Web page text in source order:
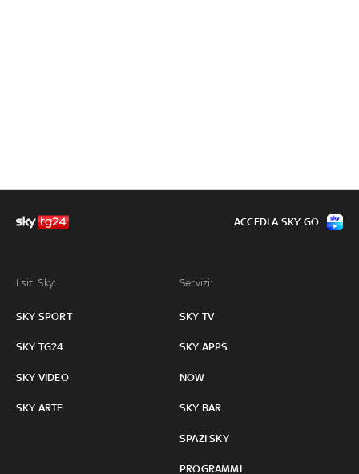
I siti Sky:
SKY SPORT
SKY TG24
SKY VIDEO
SKY ARTE
Servizi:
SKY TV
SKY APPS
NOW
SKY BAR
SPAZI SKY
PROGRAMMI
ACCEDI A SKY GO